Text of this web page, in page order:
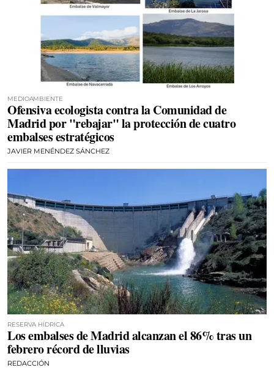
MEDIOAMBIENTE
Ofensiva ecologista contra la Comunidad de
Madrid por "rebajar" la protección de cuatro
embalses estratégicos
JAVIER MENÉNDEZ SÁNCHEZ
RESERVA HÍDRICA
Los embalses de Madrid alcanzan el 86% tras un
febrero récord de lluvias
REDACCIÓN